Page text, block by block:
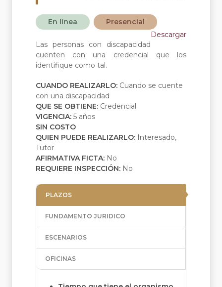
En línea
Presencial
Descargar
Las personas con discapacidad
cuenten con una credencial que los
identifique como tal.
CUANDO REALIZARLO: Cuando se cuente
con una discapacidad
QUE SE OBTIENE: Credencial
VIGENCIA: 5 años
SIN COSTO
QUIEN PUEDE REALIZARLO: Interesado,
Tutor
AFIRMATIVA FICTA: No
REQUIERE INSPECCIÓN: No
PLAZOS
FUNDAMENTO JURIDICO
ESCENARIOS
OFICINAS